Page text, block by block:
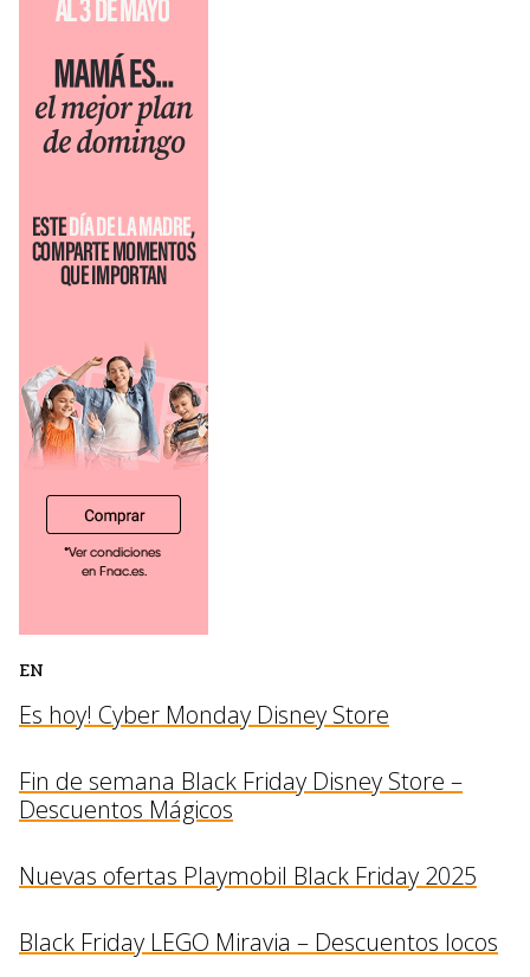
EN
Es hoy! Cyber Monday Disney Store
Fin de semana Black Friday Disney Store –
Descuentos Mágicos
Nuevas ofertas Playmobil Black Friday 2025
Black Friday LEGO Miravia – Descuentos locos